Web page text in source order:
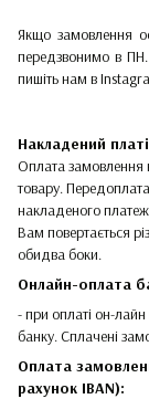
Якщо замовлення
передзвонимо в
пишіть нам в
Накладений
Оплата замовлення
товару.
накладеного
Вам повертається
обидва боки.
Онлайн-оплата
- при оплаті он-
банку. Сплачені
Оплата
рахунок IBAN):